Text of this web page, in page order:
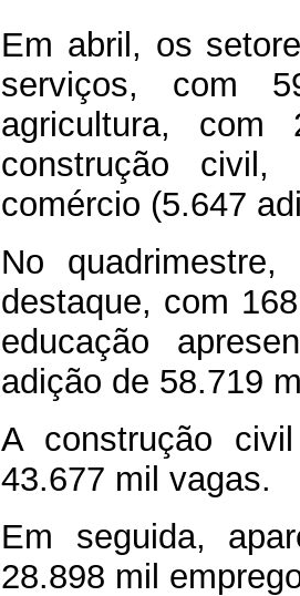
Em abril, os
serviços, com
agricultura, com
construção
comércio (5.647
No
destaque, com
educação
adição de 58.719
A construção
43.677 mil vagas.
Em seguida,
28.898 mil